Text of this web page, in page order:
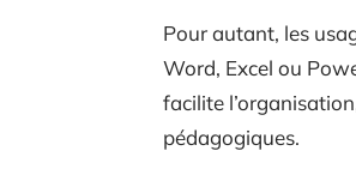
Pour autant, les
Word, Excel ou
facilite
pédagogiques.